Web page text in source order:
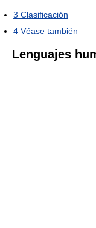
3 Clasificación
4 Véase también
Lenguajes